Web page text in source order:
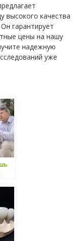
высокого качества
гарантирует
цены на нашу
надежную
уже